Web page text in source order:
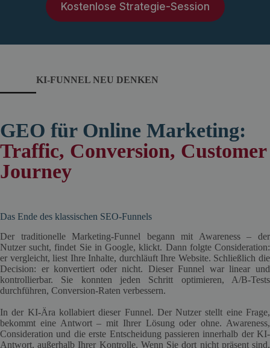
Kostenlose Strategie-Session
KI-FUNNEL NEU DENKEN
GEO für Online Marketing:
Traffic, Conversion, Customer
Journey
Das Ende des klassischen SEO-Funnels
Der traditionelle Marketing-Funnel begann mit Awareness – der
Nutzer sucht, findet Sie in Google, klickt. Dann folgte Consideration:
er vergleicht, liest Ihre Inhalte, durchläuft Ihre Website. Schließlich die
Decision: er konvertiert oder nicht. Dieser Funnel war linear und
kontrollierbar. Sie konnten jeden Schritt optimieren, A/B-Tests
durchführen, Conversion-Raten verbessern.
In der KI-Ära kollabiert dieser Funnel. Der Nutzer stellt eine Frage,
bekommt eine Antwort – mit Ihrer Lösung oder ohne. Awareness,
Consideration und die erste Entscheidung passieren innerhalb der KI-
Antwort, außerhalb Ihrer Kontrolle. Wenn Sie dort nicht präsent sind,